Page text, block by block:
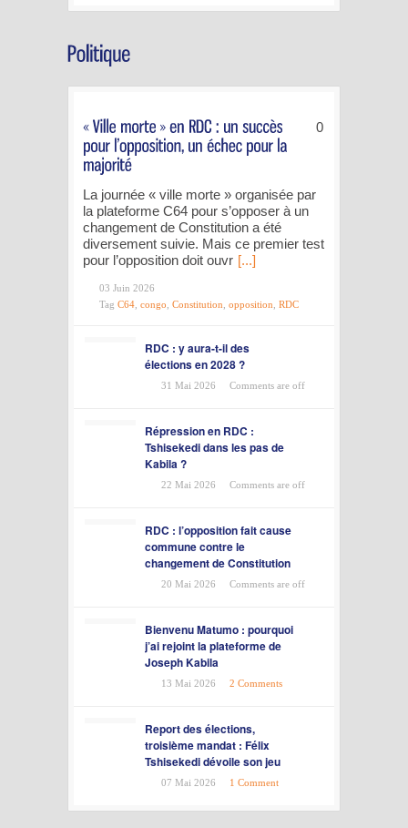
0
La journée « ville morte » organisée par
la plateforme C64 pour s’opposer à un
changement de Constitution a été
diversement suivie. Mais ce premier test
pour l’opposition doit ouvr [...]
03 Juin 2026
Tag C64, congo, Constitution, opposition, RDC
RDC : y aura-t-il des
élections en 2028 ?
31 Mai 2026 Comments are off
Répression en RDC :
Tshisekedi dans les pas de
Kabila ?
22 Mai 2026 Comments are off
RDC : l’opposition fait cause
commune contre le
changement de Constitution
20 Mai 2026 Comments are off
Bienvenu Matumo : pourquoi
j’ai rejoint la plateforme de
Joseph Kabila
13 Mai 2026 2 Comments
Report des élections,
troisième mandat : Félix
Tshisekedi dévoile son jeu
07 Mai 2026 1 Comment